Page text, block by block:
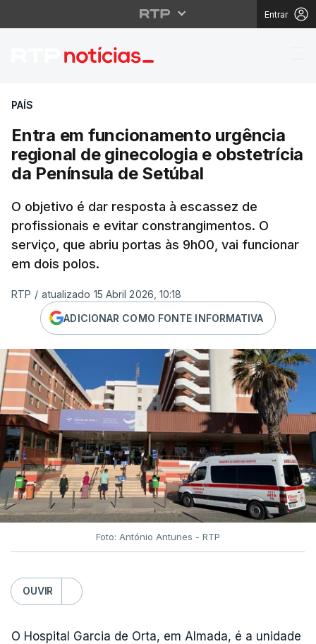
Entrar
Entra em
PAÍS
Entra em funcionamento urgência
regional de ginecologia e obstetrícia
da Península de Setúbal
O objetivo é dar resposta à escassez de
profissionais e evitar constrangimentos. O
serviço, que abriu portas às 9h00, vai funcionar
em dois polos.
RTP / atualizado 15 Abril 2026, 10:18
ADICIONAR COMO FONTE INFORMATIVA
Foto: António Antunes - RTP
OUVIR
O Hospital Garcia de Orta, em Almada, é a unidade